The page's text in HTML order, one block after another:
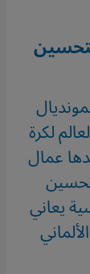
لكرة
عمال
يعاني